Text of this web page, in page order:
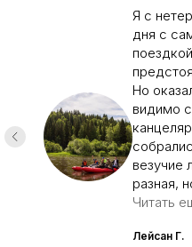
Я с
дня с
Но
видимо
везучие
разная,
было
сплава с
Читать
Лейсан Г.